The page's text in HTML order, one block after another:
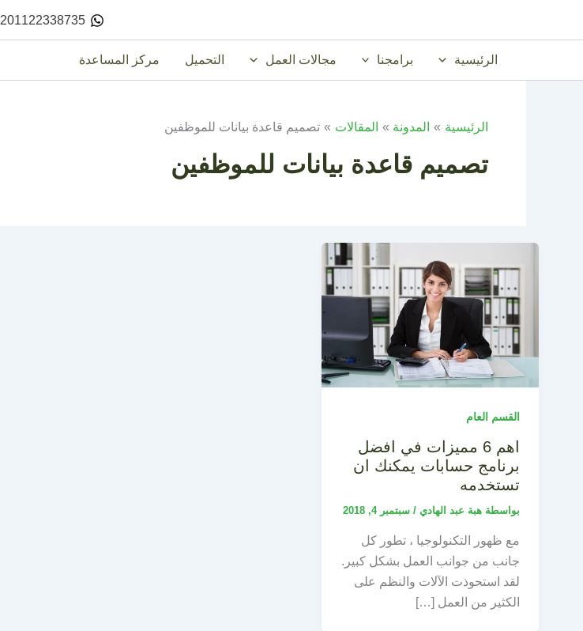
201122338735
الرئيسية برامجنا مجالات العمل التحميل مركز المساعدة
الرئيسية المدونة المقالات تصميم قاعدة بيانات للموظفين
تصميم قاعدة بيانات للموظفين
القسم العام
اهم 6 مميزات في افضل
برنامج حسابات يمكنك ان
تستخدمه
بواسطة هبة عبد الهادي / سبتمبر 4, 2018
مع ظهور التكنولوجيا ، تطور كل
جانب من جوانب العمل بشكل كبير.
لقد استحوذت الآلات والنظم على
الكثير من العمل […]